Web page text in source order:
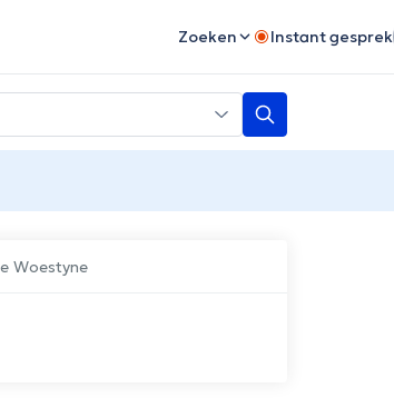
Zoeken Instant gesprek
Woestyne